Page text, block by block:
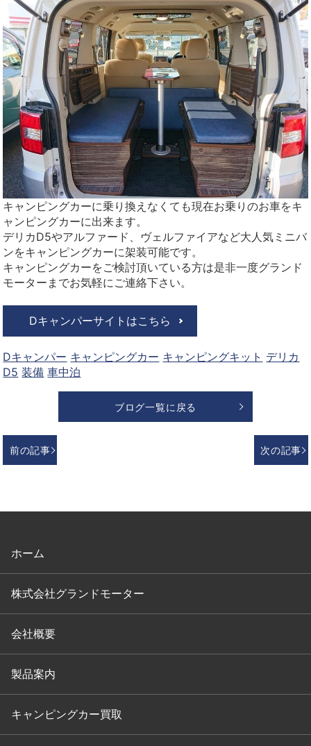
キャンピングカーに乗り換えなくても現在お乗りのお車をキ
ャンピングカーに出来ます。
デリカD5やアルファード、ヴェルファイアなど大人気ミニバ
ンをキャンピングカーに架装可能です。
キャンピングカーをご検討頂いている方は是非一度グランド
モーターまでお気軽にご連絡下さい。
Dキャンパーサイトはこちら
Dキャンパー キャンピングカー キャンピングキット デリカ
D5 装備 車中泊
ブログ一覧に戻る
前の記事 次の記事
ホーム
株式会社グランドモーター
会社概要
製品案内
キャンピングカー買取